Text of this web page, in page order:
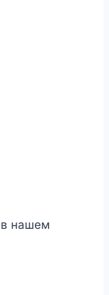
в нашем